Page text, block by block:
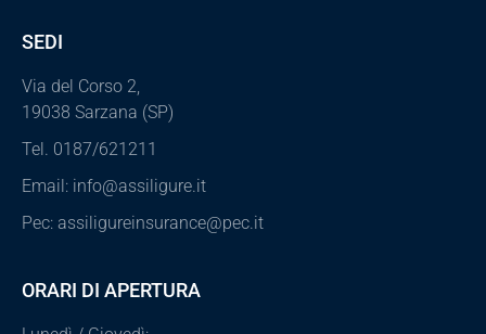
SEDI
Via del Corso 2,
19038 Sarzana (SP)
Tel. 0187/621211
Email: info@assiligure.it
Pec: assiligureinsurance@pec.it
ORARI DI APERTURA